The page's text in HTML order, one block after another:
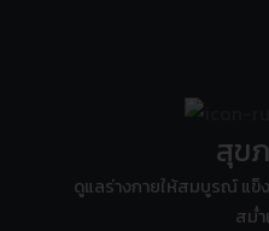
สุข
ดูแลร่างกายให้สมบูรณ์ แข็
สม่